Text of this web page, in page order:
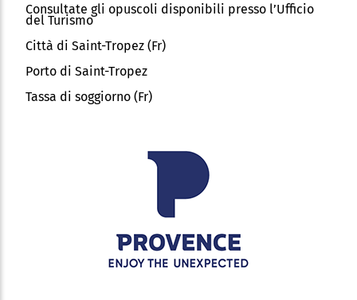
Consultate gli opuscoli disponibili presso l’Ufficio
del Turismo
Città di Saint-Tropez (Fr)
Porto di Saint-Tropez
Tassa di soggiorno (Fr)